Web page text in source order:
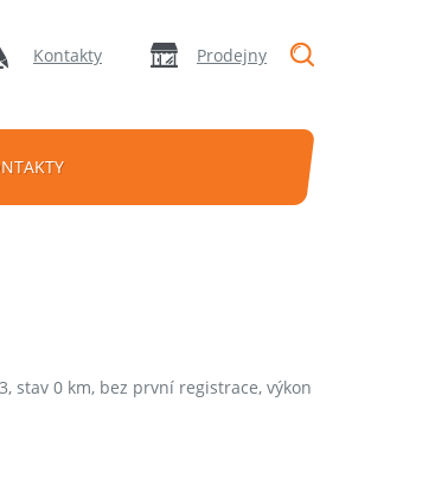
Kontakty Prodejny
stav 0 km, bez první registrace, výkon